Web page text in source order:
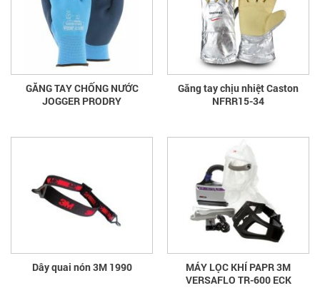
GĂNG TAY CHỐNG NƯỚC
JOGGER PRODRY
Găng tay chịu nhiệt Caston
NFRR15-34
Dây quai nón 3M 1990
MÁY LỌC KHÍ PAPR 3M
VERSAFLO TR-600 ECK